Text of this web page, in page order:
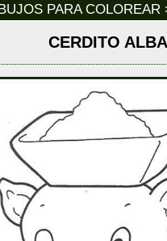
PARA
CERDITO